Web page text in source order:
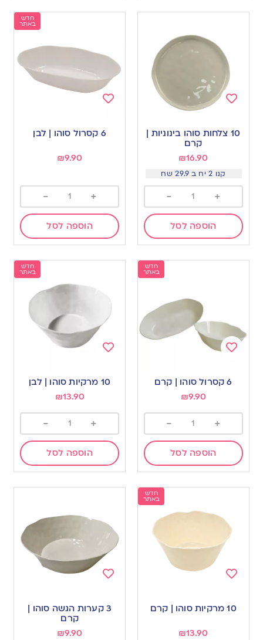
to 10 צלחות סוהו בינוניות |
קרם
₪16.90
קנו 2 יח ב 29.9 שח
+
-
הוספה לסל
חדש
באתר
wishlist
6 קסרול סוהו | לבן
₪9.90
+
-
הוספה לסל
חדש
באתר
wishlist
6 קסרול סוהו | קרם
₪9.90
+
-
הוספה לסל
חדש
באתר
wishlist
10 מרקיות סוהו | לבן
₪13.90
+
-
הוספה לסל
חדש
באתר
to10 מרקיות סוהו | קרם
₪13.90
to
wishlist
3 קערות הגשה סוהו |
קרם
₪9.90